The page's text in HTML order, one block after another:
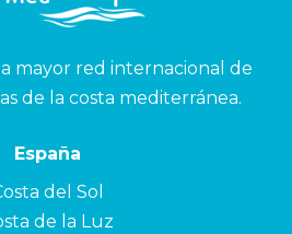
mayor red internacional de
de la costa mediterránea.
España
del Sol
de la Luz